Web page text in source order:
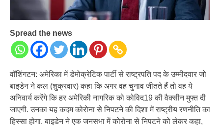
Spread the news
वॉशिंगटन: अमेरिका में डेमोक्रेटिक पार्टी से राष्ट्रपति पद के उम्मीदवार जो
बाइडेन ने कल (शुक्रवार) कहा कि अगर वह चुनाव जीतते हैं तो वह ये
अनिवार्य करेंगे कि हर अमेरिकी नागरिक को कोविद19 की वैक्सीन मुफ्त दी
जाएगी. उनका यह कदम कोरोना से निपटने की दिशा में राष्ट्रीय रणनीति का
हिस्सा होगा. बाइडेन ने एक जनसभा में कोरोना से निपटने को लेकर कहा,